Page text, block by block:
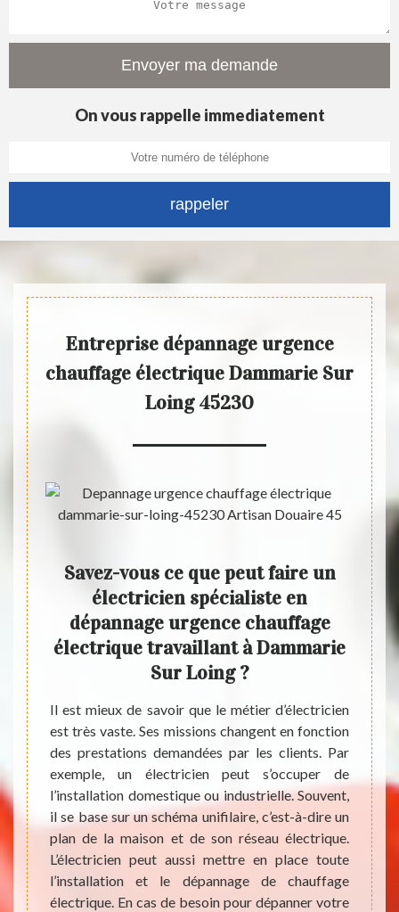
On vous rappelle immediatement
Entreprise dépannage urgence
chauffage électrique Dammarie Sur
Loing 45230
à
des
de
vos
est là
peut
à
Savez-vous ce que peut faire un
électricien spécialiste en
dépannage urgence chauffage
électrique travaillant à Dammarie
Sur Loing ?
Il est mieux de savoir que le métier d’électricien
est très vaste. Ses missions changent en fonction
des prestations demandées par les clients. Par
exemple, un électricien peut s’occuper de
l’installation domestique ou industrielle. Souvent,
il se base sur un schéma unifilaire, c’est-à-dire un
plan de la maison et de son réseau électrique.
L’électricien peut aussi mettre en place toute
l’installation et le dépannage de chauffage
électrique. En cas de besoin pour dépanner votre
de
Un
dans
est
prix